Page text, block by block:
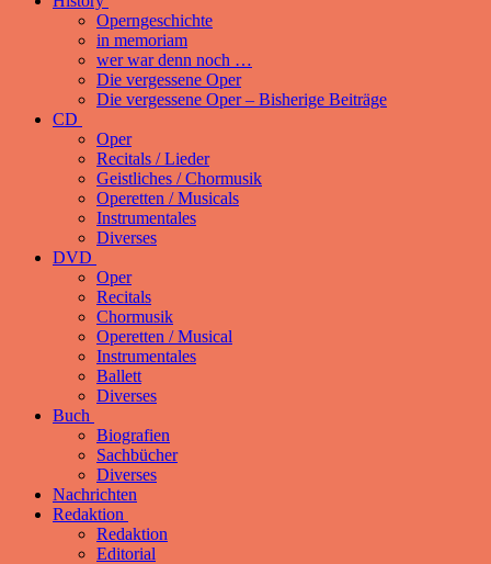
Operngeschichte
in memoriam
wer war denn noch …
Die vergessene Oper
Die vergessene Oper – Bisherige Beiträge
CD
Oper
Recitals / Lieder
Geistliches / Chormusik
Operetten / Musicals
Instrumentales
Diverses
DVD
Oper
Recitals
Chormusik
Operetten / Musical
Instrumentales
Ballett
Diverses
Buch
Biografien
Sachbücher
Diverses
Nachrichten
Redaktion
Redaktion
Editorial